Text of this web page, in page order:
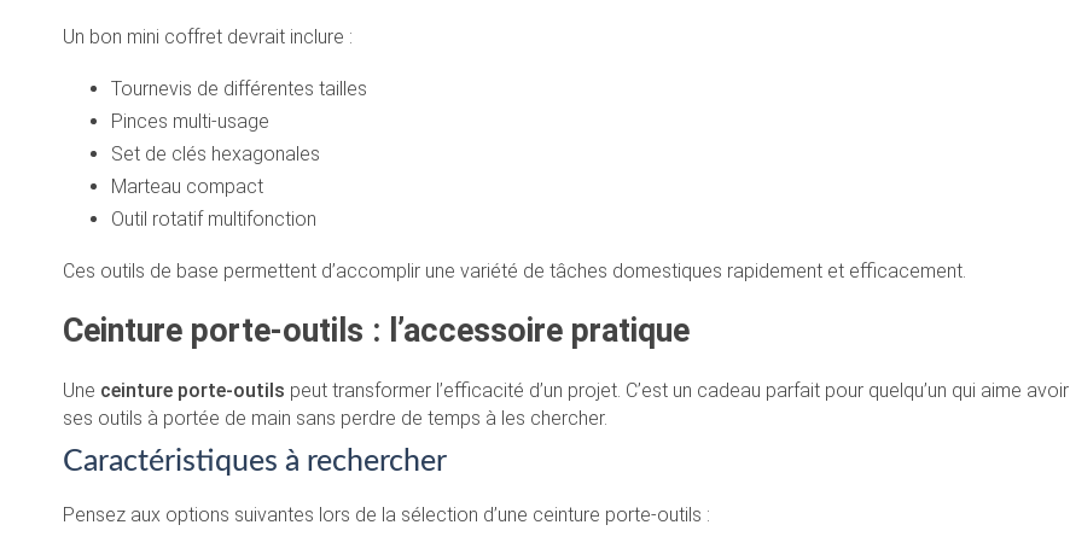
Un bon mini coffret devrait inclure :
Tournevis de différentes tailles
Pinces multi-usage
Set de clés hexagonales
Marteau compact
Outil rotatif multifonction
Ces outils de base permettent d’accomplir une variété de tâches domestiques rapidement et efficacement.
Ceinture porte-outils : l’accessoire pratique
Une ceinture porte-outils peut transformer l’efficacité d’un projet. C’est un cadeau parfait pour quelqu’un qui aime avoir
ses outils à portée de main sans perdre de temps à les chercher.
Caractéristiques à rechercher
Pensez aux options suivantes lors de la sélection d’une ceinture porte-outils :